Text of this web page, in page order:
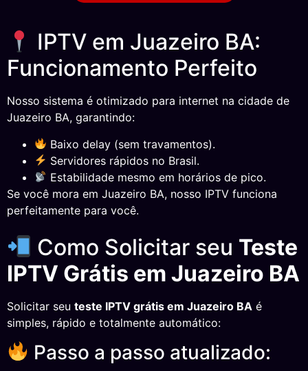
IPTV em Juazeiro BA:
Funcionamento Perfeito
Nosso sistema é otimizado para internet na cidade de
Juazeiro BA, garantindo:
Baixo delay (sem travamentos).
Servidores rápidos no Brasil.
Estabilidade mesmo em horários de pico.
Se você mora em Juazeiro BA, nosso IPTV funciona
perfeitamente para você.
Como Solicitar seu Teste
IPTV Grátis em Juazeiro BA
Solicitar seu teste IPTV grátis em Juazeiro BA é
simples, rápido e totalmente automático:
Passo a passo atualizado: